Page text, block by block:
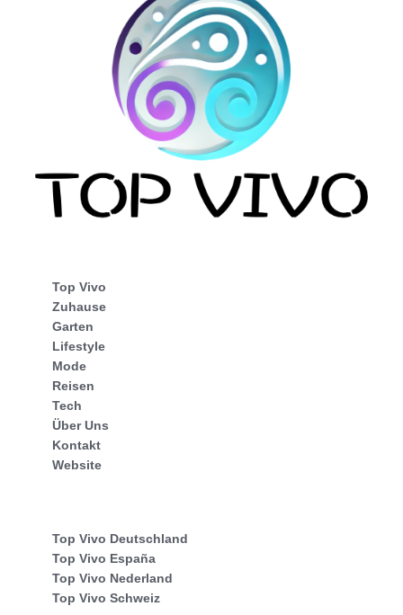
Top Vivo
Zuhause
Garten
Lifestyle
Mode
Reisen
Tech
Über Uns
Kontakt
Website
Top Vivo Deutschland
Top Vivo España
Top Vivo Nederland
Top Vivo Schweiz